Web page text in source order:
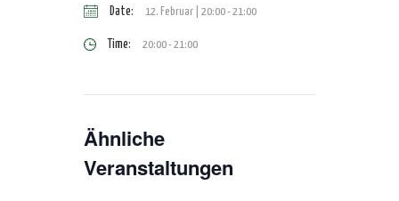
Date: 12. Februar | 20:00-21:00
Time: 20:00 - 21:00
Ähnliche
Veranstaltungen